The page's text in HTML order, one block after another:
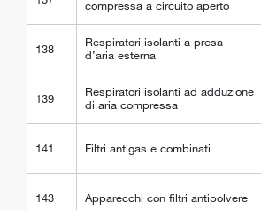
compressa a circuito aperto
138
Respiratori isolanti a presa
d’aria esterna
139
Respiratori isolanti ad adduzione
di aria compressa
141 Filtri antigas e combinati
143 Apparecchi con filtri antipolvere